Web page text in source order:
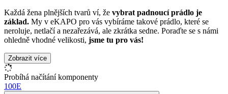
Každá žena plnějších tvarů ví, že vybrat padnoucí prádlo je
základ. My v eKAPO pro vás vybíráme takové prádlo, které se
neroluje, netlačí a nezařezává, ale zkrátka sedne. Poraďte se s námi
ohledně vhodné velikosti, jsme tu pro vás!
Zobrazit více
Probíhá načítání komponenty
100E